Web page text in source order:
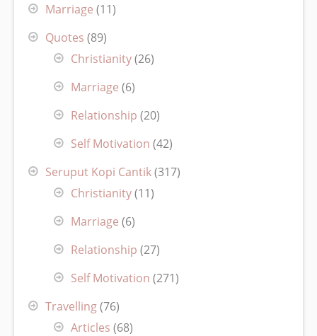
Marriage (11)
Quotes (89)
Christianity(26)
Marriage (6)
Relationship (20)
Self Motivation (42)
Seruput Kopi Cantik(317)
Christianity(11)
Marriage (6)
Relationship (27)
Self Motivation (271)
Travelling(76)
Articles (68)